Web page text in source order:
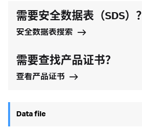
需要安全数据表（SDS）？
安全数据表搜索
需要查找产品证书？
查看产品证书
Data file